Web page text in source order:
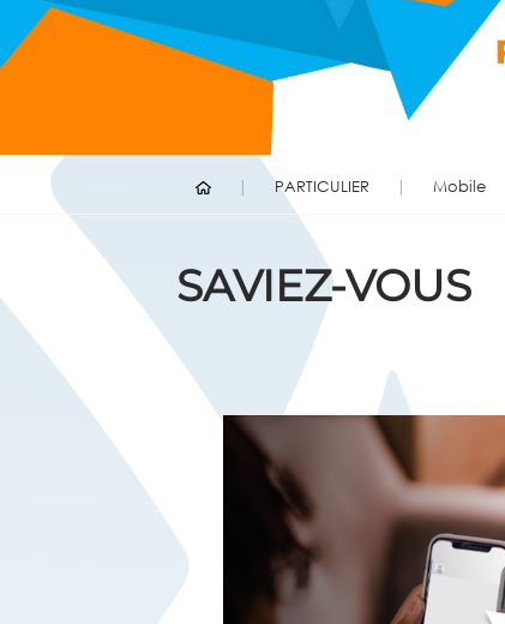
PARTICULIER Mobile
SAVIEZ-VOUS